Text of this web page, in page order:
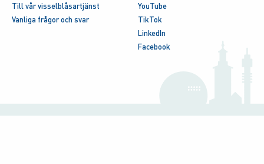
Till vår visselblåsartjänst
Vanliga frågor och svar
YouTube
TikTok
LinkedIn
Facebook